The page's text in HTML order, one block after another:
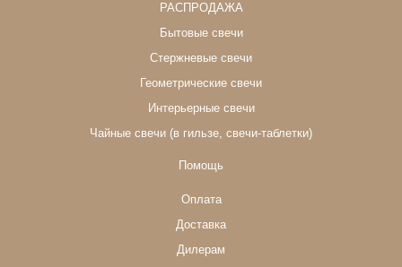
РАСПРОДАЖА
Бытовые свечи
Стержневые свечи
Геометрические свечи
Интерьерные свечи
Чайные свечи (в гильзе, свечи-таблетки)
Помощь
Оплата
Доставка
Дилерам